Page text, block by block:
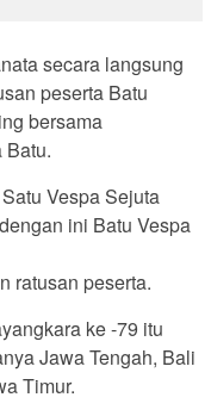
secara langsung
peserta Batu
bersama
Batu.
Vespa Sejuta
ini Batu Vespa
ratusan peserta.
ke -79 itu
Jawa Tengah, Bali
Timur.